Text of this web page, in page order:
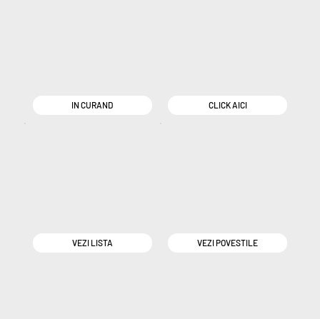
IN CURAND CLICK AICI
VEZI LISTA VEZI POVESTILE